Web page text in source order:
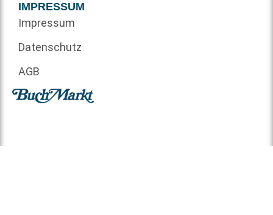
IMPRESSUM
Impressum
Datenschutz
AGB